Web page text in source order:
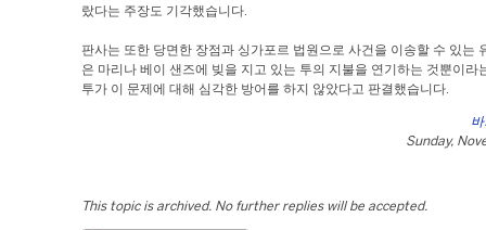
랐다는 주장도 기각했습니다.
판사는 또한 당면한 장점과 싱가포르 법원으로 사건을 이송할 수 있는
은 마리나 베이 샌즈에 빚을 지고 있는 투의 지불을 연기하는 것뿐이라
투가 이 문제에 대해 심각한 방어를 하지 않았다고 판결했습니다.
Sunday,
This topic is archived. No further replies will be accepted.